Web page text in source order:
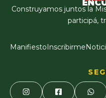
Construyamos juntos la
participá,
ManifiestoInscribirme